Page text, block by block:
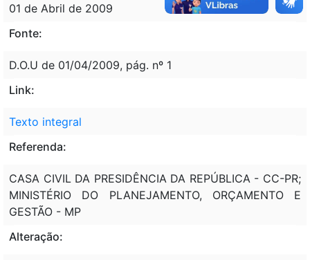
01 de Abril de 2009
Fonte:
D.O.U de 01/04/2009, pág. nº 1
Link:
Texto integral
Referenda:
CASA CIVIL DA PRESIDÊNCIA DA REPÚBLICA - CC-PR;
MINISTÉRIO DO PLANEJAMENTO, ORÇAMENTO E
GESTÃO - MP
Alteração: